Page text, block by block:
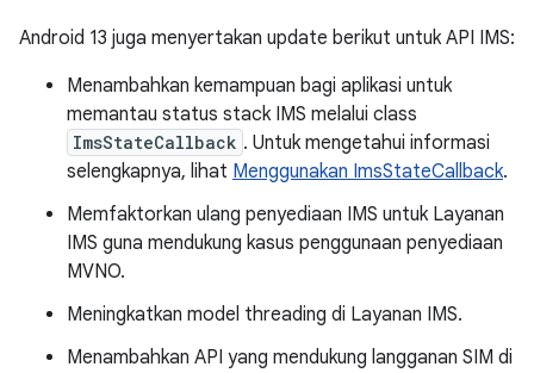
Android 13 juga menyertakan update berikut untuk API IMS:
Menambahkan kemampuan bagi aplikasi untuk
memantau status stack IMS melalui class
ImsStateCallback . Untuk mengetahui informasi
selengkapnya, lihat Menggunakan ImsStateCallback.
Memfaktorkan ulang penyediaan IMS untuk Layanan
IMS guna mendukung kasus penggunaan penyediaan
MVNO.
Meningkatkan model threading di Layanan IMS.
Menambahkan API yang mendukung langganan SIM di